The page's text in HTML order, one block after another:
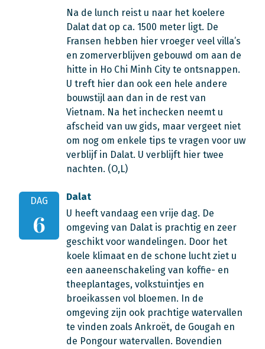
Na de lunch reist u naar het koelere
Dalat dat op ca. 1500 meter ligt. De
Fransen hebben hier vroeger veel villa’s
en zomerverblijven gebouwd om aan de
hitte in Ho Chi Minh City te ontsnappen.
U treft hier dan ook een hele andere
bouwstijl aan dan in de rest van
Vietnam. Na het inchecken neemt u
afscheid van uw gids, maar vergeet niet
om nog om enkele tips te vragen voor uw
verblijf in Dalat. U verblijft hier twee
nachten. (O,L)
DAG
6
Dalat
U heeft vandaag een vrije dag. De
omgeving van Dalat is prachtig en zeer
geschikt voor wandelingen. Door het
koele klimaat en de schone lucht ziet u
een aaneenschakeling van koffie- en
theeplantages, volkstuintjes en
broeikassen vol bloemen. In de
omgeving zijn ook prachtige watervallen
te vinden zoals Ankroët, de Gougah en
de Pongour watervallen. Bovendien